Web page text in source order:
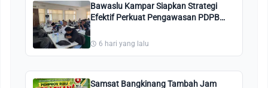
Bawaslu Kampar Siapkan Strategi
Efektif Perkuat Pengawasan PDPB
6 hari yang lalu
Samsat Bangkinang Tambah Jam